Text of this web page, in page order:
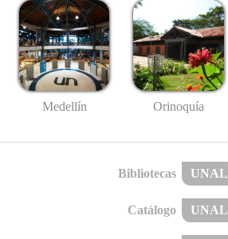
Medellín Orinoquía
Bibliotecas UNAL
Catálogo UNAL